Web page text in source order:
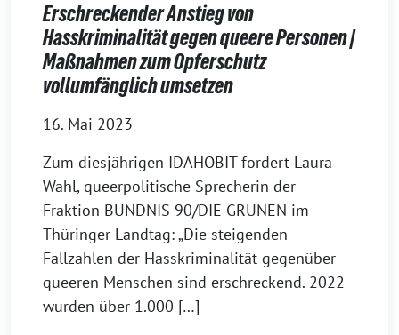
Erschreckender Anstieg von
Hasskriminalität gegen queere Personen |
Maßnahmen zum Opferschutz
vollumfänglich umsetzen
16. Mai 2023
Zum diesjährigen IDAHOBIT fordert Laura
Wahl, queerpolitische Sprecherin der
Fraktion BÜNDNIS 90/DIE GRÜNEN im
Thüringer Landtag: „Die steigenden
Fallzahlen der Hasskriminalität gegenüber
queeren Menschen sind erschreckend. 2022
wurden über 1.000 […]